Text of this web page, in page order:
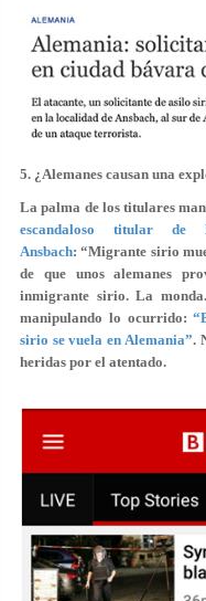
5. ¿Alemanes causan una
La palma de los titulares
escandaloso titular
Ansbach:“Migrante sirio
de que unos alemanes
inmigrante sirio. La
manipulando lo ocurrido:
sirio se vuela en Alemania”.
heridas por el atentado.